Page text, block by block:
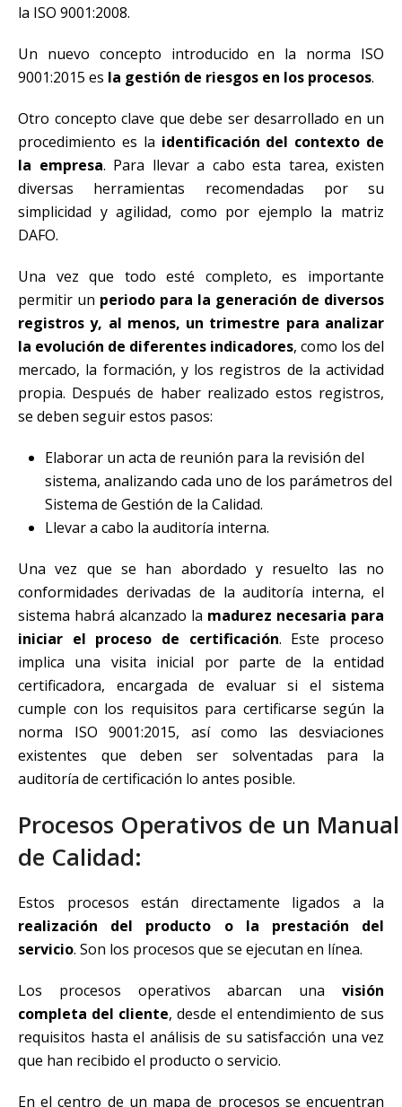
la ISO 9001:2008.
Un nuevo concepto introducido en la norma ISO
9001:2015 es la gestión de riesgos en los procesos.
Otro concepto clave que debe ser desarrollado en un
procedimiento es la identificación del contexto de
la empresa. Para llevar a cabo esta tarea, existen
diversas herramientas recomendadas por su
simplicidad y agilidad, como por ejemplo la matriz
DAFO.
Una vez que todo esté completo, es importante
permitir un periodo para la generación de diversos
registros y, al menos, un trimestre para analizar
la evolución de diferentes indicadores, como los del
mercado, la formación, y los registros de la actividad
propia. Después de haber realizado estos registros,
se deben seguir estos pasos:
Elaborar un acta de reunión para la revisión del
sistema, analizando cada uno de los parámetros del
Sistema de Gestión de la Calidad.
Llevar a cabo la auditoría interna.
Una vez que se han abordado y resuelto las no
conformidades derivadas de la auditoría interna, el
sistema habrá alcanzado la madurez necesaria para
iniciar el proceso de certificación. Este proceso
implica una visita inicial por parte de la entidad
certificadora, encargada de evaluar si el sistema
cumple con los requisitos para certificarse según la
norma ISO 9001:2015, así como las desviaciones
existentes que deben ser solventadas para la
auditoría de certificación lo antes posible.
Procesos Operativos de un Manual
de Calidad:
Estos procesos están directamente ligados a la
realización del producto o la prestación del
servicio. Son los procesos que se ejecutan en línea.
Los procesos operativos abarcan una visión
completa del cliente, desde el entendimiento de sus
requisitos hasta el análisis de su satisfacción una vez
que han recibido el producto o servicio.
En el centro de un mapa de procesos se encuentran